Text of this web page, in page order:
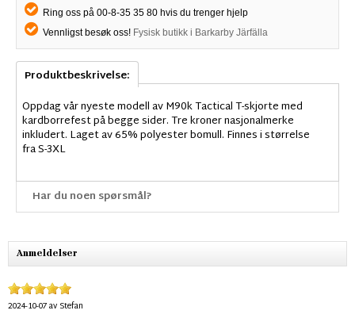
Ring oss på 00-8-35 35 80 hvis du trenger hjelp
Vennligst besøk oss! Fysisk butikk i Barkarby Järfälla
Produktbeskrivelse:
Oppdag vår nyeste modell av M90k Tactical T-skjorte med
kardborrefest på begge sider. Tre kroner nasjonalmerke
inkludert. Laget av 65% polyester bomull. Finnes i størrelse
fra S-3XL
Har du noen spørsmål?
Anmeldelser
2024-10-07av Stefan